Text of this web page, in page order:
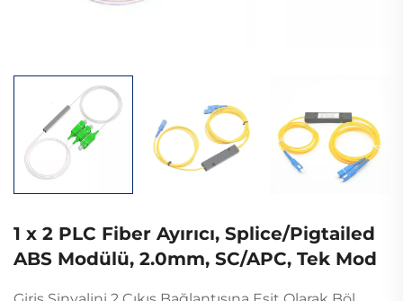
1 x 2 PLC Fiber Ayırıcı, Splice/Pigtailed
ABS Modülü, 2.0mm, SC/APC, Tek Mod